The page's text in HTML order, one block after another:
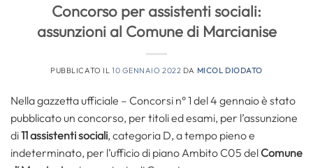
Concorso per assistenti sociali:
assunzioni al Comune di Marcianise
PUBBLICATO IL 10 GENNAIO 2022 DA MICOL DIODATO
Nella gazzetta ufficiale – Concorsi n° 1 del 4 gennaio è stato
pubblicato un concorso, per titoli ed esami, per l’assunzione
di11 assistenti sociali, categoria D, a tempo pieno e
indeterminato, per l’ufficio di piano Ambito C05 del Comune